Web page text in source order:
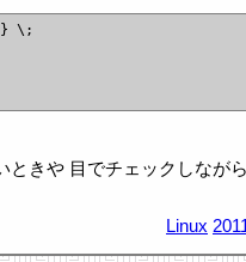
\;
ときや 目でチェックしなが
Linux